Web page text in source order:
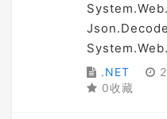
.NET
0收藏